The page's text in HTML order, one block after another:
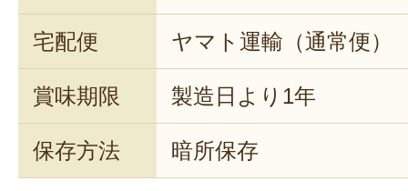
宅配便 ヤマト運輸（通常便）
賞味期限 製造日より1年
保存方法 暗所保存